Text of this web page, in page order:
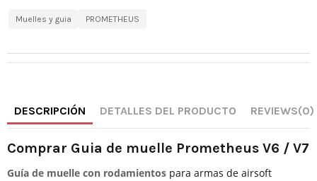
Muelles y guia PROMETHEUS
DESCRIPCIÓN DETALLES DEL PRODUCTO REVIEWS(0)
Comprar Guia de muelle Prometheus V6 / V7
Guía de muelle con rodamientos para armas de airsoft